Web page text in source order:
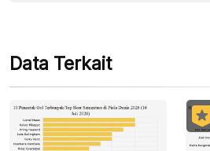
Data Terkait